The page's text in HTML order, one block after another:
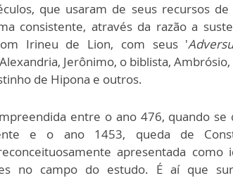
que usaram de seus recursos
consistente, através da razão a
Irineu de Lion, com seus'
Jerônimo, o biblista, Ambrósio,
de Hipona e outros.
entre o ano 476, quando
e o ano 1453, queda de
apresentada como
no campo do estudo. É aí que